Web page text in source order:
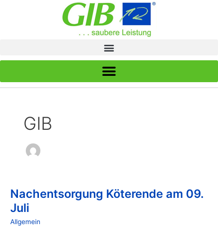
GIB
Nachentsorgung Köterende am 09.
Juli
Allgemein
Nachentsorgung
Köterende
am
09.